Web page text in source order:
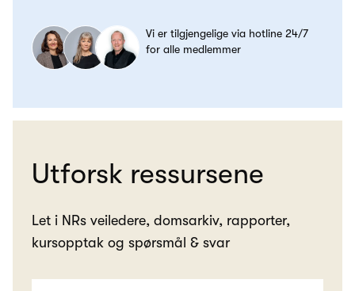
Vi er tilgjengelige via hotline 24/7
for alle medlemmer
Utforsk ressursene
Let i NRs veiledere, domsarkiv, rapporter,
kursopptak og spørsmål & svar